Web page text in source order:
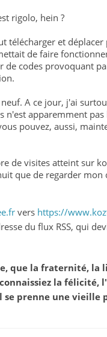
rigolo, hein ?
télécharger et
de faire
codes provoquant
A ce jour, j'ai
apparemment
pouvez, aussi,
de visites atteint sur
que de regarder
vers https://
du flux RSS, qui
que la fraternité,
la félicité,
se prenne une vieille